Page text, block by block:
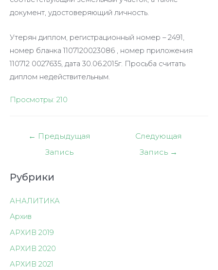
документ, удостоверяющий личность.
Утерян диплом, регистрационный номер – 2491,
номер бланка 1107120023086 , номер приложения
110712 0027635, дата 30.06.2015г. Просьба считать
диплом недействительным.
Просмотры: 210
Навигация
← Предыдущая
Запись
Следующая
Запись →
Рубрики
АНАЛИТИКА
Архив
АРХИВ 2019
АРХИВ 2020
АРХИВ 2021